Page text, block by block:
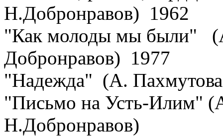
Н.Добронравов) 1962
"Как молоды мы были"
Добронравов) 1977
"Надежда" (А.
"Письмо на Усть-Илим"
Н.Добронравов)